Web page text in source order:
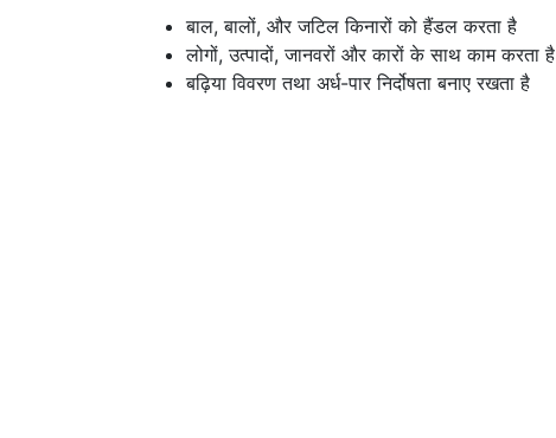
बाल, बालों, और जटिल किनारों को हैंडल करता है
लोगों, उत्पादों, जानवरों और कारों के साथ काम करता है
बढ़िया विवरण तथा अर्ध-पार निर्दोषता बनाए रखता है